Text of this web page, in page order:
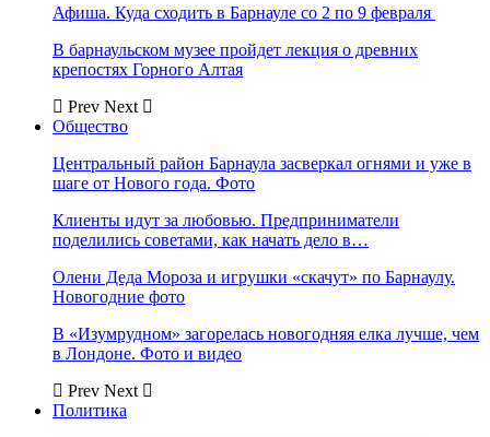
Афиша. Куда сходить в Барнауле со 2 по 9 февраля
В барнаульском музее пройдет лекция о древних
крепостях Горного Алтая
Prev Next
Общество
Центральный район Барнаула засверкал огнями и уже в
шаге от Нового года. Фото
Клиенты идут за любовью. Предприниматели
поделились советами, как начать дело в…
Олени Деда Мороза и игрушки «скачут» по Барнаулу.
Новогодние фото
В «Изумрудном» загорелась новогодняя елка лучше, чем
в Лондоне. Фото и видео
Prev Next
Политика